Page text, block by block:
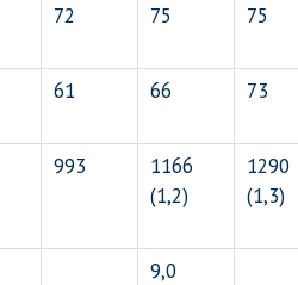
72 75 75
61 66 73
993
1166
(1,2)
1290
(1,3)
9,0